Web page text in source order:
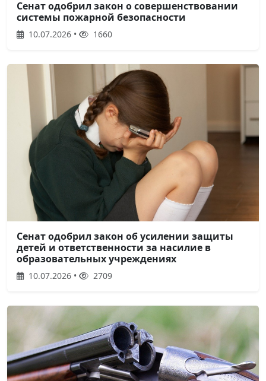
Сенат одобрил закон о совершенствовании
системы пожарной безопасности
10.07.2026 • 1660
Сенат одобрил закон об усилении защиты
детей и ответственности за насилие в
образовательных учреждениях
10.07.2026 • 2709